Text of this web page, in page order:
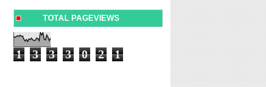
TOTAL PAGEVIEWS
1 3 3 3 0 2 1